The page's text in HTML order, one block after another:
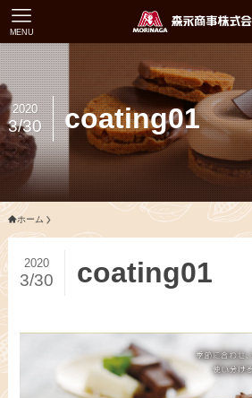
MENU
coating01
2020
3/30
ホーム
coating01
2020
3/30